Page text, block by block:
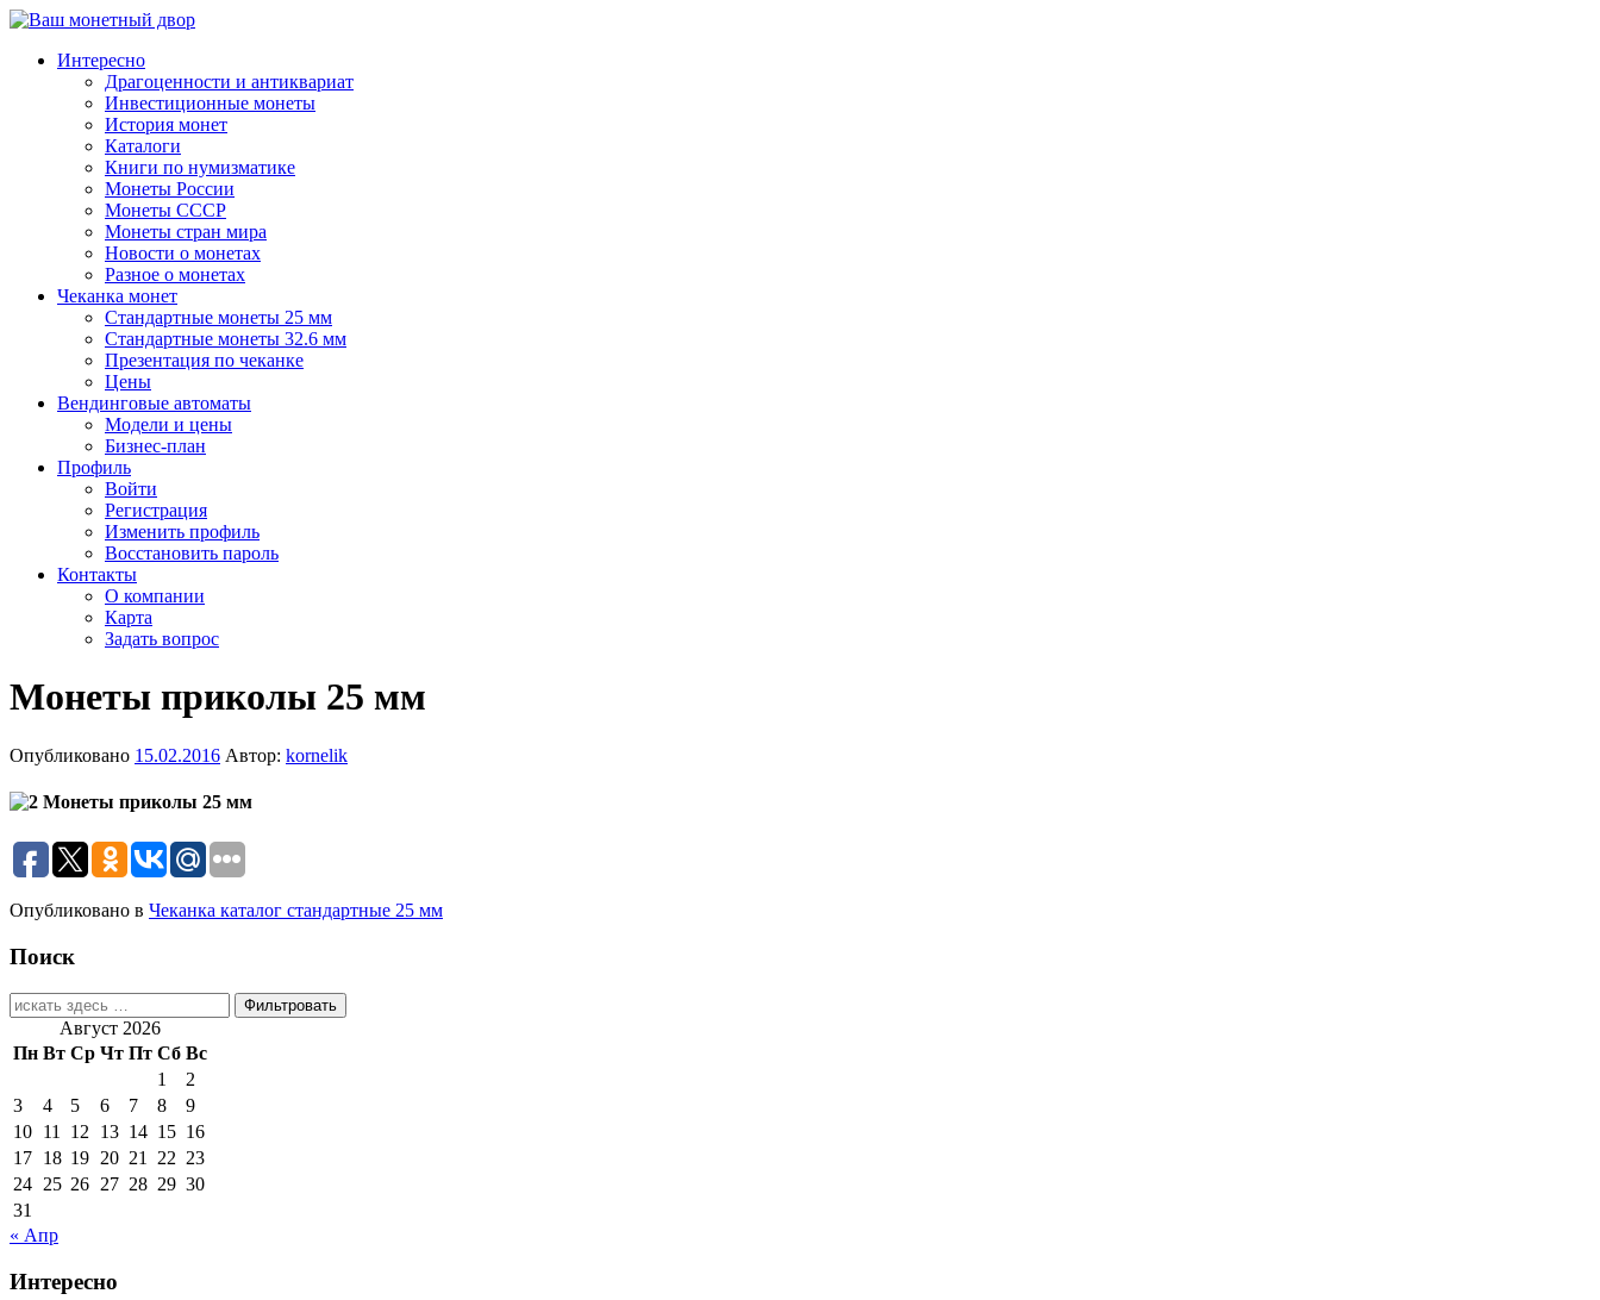
↓
основному
содержимому
Интересно
Драгоценности и антиквариат
Инвестиционные монеты
История монет
Каталоги
Книги по нумизматике
Монеты России
Монеты СССР
Монеты стран мира
Новости о монетах
Разное о монетах
Чеканка монет
Стандартные монеты 25 мм
Стандартные монеты 32.6 мм
Презентация по чеканке
Цены
Вендинговые автоматы
Модели и цены
Бизнес-план
Профиль
Войти
Регистрация
Изменить профиль
Восстановить пароль
Контакты
О компании
Карта
Задать вопрос
Монеты приколы 25 мм
Опубликовано 15.02.2016 Автор: kornelik
Опубликовано в Чеканка каталог стандартные 25 мм
Поиск
Найти:
Август 2026
Пн Вт Ср Чт Пт Сб Вс
1
2
3
4 5 6 7 8
9
10 11 12 13 14 15 16
17 18 19 20 21 22 23
24 25 26 27 28 29 30
31
« Апр
Интересно